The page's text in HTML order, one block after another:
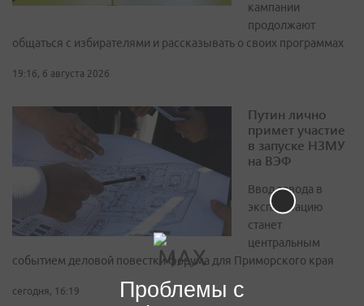
кампании
продолжают
общаться с избирателями и рассказывать о своих программах
19:16, 6 августа 2026
Путин лично
примет участие
в запуске НЗМУ
на ВЭФ
Ввод завода в
эксплуатацию
станет
центральным
событием деловой повестки форума для Приморского края
сегодня, 16:19
Проблемы с